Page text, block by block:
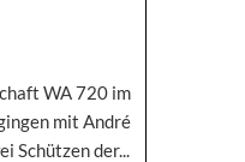
WA 720 im
mit André
Schützen der...